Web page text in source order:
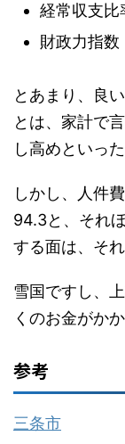
経常収支
財政力指
とあまり、良
とは、家計で
し高めといっ
しかし、人件
94.3と、それ
する面は、そ
雪国ですし、
くのお金がか
参考
三条市